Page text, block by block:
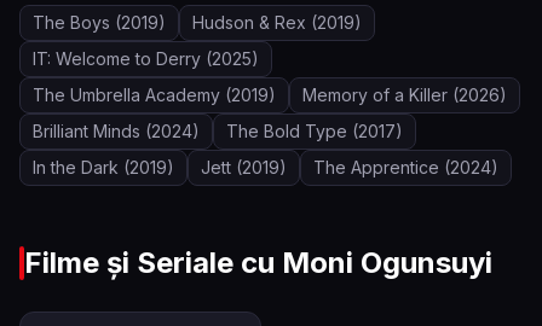
The Boys (2019) Hudson & Rex (2019)
IT: Welcome to Derry (2025)
The Umbrella Academy (2019) Memory of a Killer (2026)
Brilliant Minds (2024) The Bold Type (2017)
In the Dark (2019) Jett (2019) The Apprentice (2024)
Filme și Seriale cu Moni Ogunsuyi